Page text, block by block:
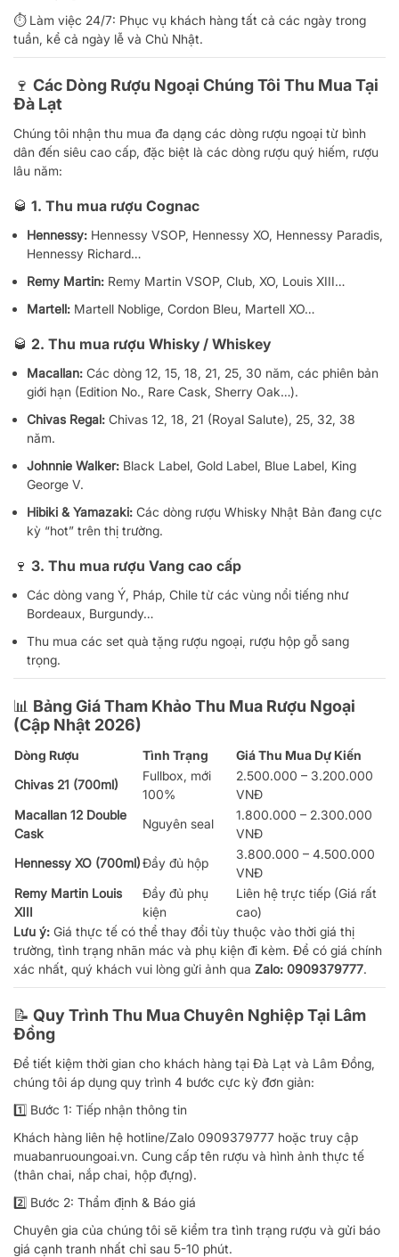
⏱️ Làm việc 24/7: Phục vụ khách hàng tất cả các ngày trong
tuần, kể cả ngày lễ và Chủ Nhật.
🍷 Các Dòng Rượu Ngoại Chúng Tôi Thu Mua Tại
Đà Lạt
Chúng tôi nhận thu mua đa dạng các dòng rượu ngoại từ bình
dân đến siêu cao cấp, đặc biệt là các dòng rượu quý hiếm, rượu
lâu năm:
🥃 1. Thu mua rượu Cognac
Hennessy: Hennessy VSOP, Hennessy XO, Hennessy Paradis,
Hennessy Richard…
Remy Martin: Remy Martin VSOP, Club, XO, Louis XIII…
Martell: Martell Noblige, Cordon Bleu, Martell XO…
🥃 2. Thu mua rượu Whisky / Whiskey
Macallan: Các dòng 12, 15, 18, 21, 25, 30 năm, các phiên bản
giới hạn (Edition No., Rare Cask, Sherry Oak…).
Chivas Regal: Chivas 12, 18, 21 (Royal Salute), 25, 32, 38
năm.
Johnnie Walker: Black Label, Gold Label, Blue Label, King
George V.
Hibiki & Yamazaki: Các dòng rượu Whisky Nhật Bản đang cực
kỳ “hot” trên thị trường.
🍷 3. Thu mua rượu Vang cao cấp
Các dòng vang Ý, Pháp, Chile từ các vùng nổi tiếng như
Bordeaux, Burgundy…
Thu mua các set quà tặng rượu ngoại, rượu hộp gỗ sang
trọng.
📊 Bảng Giá Tham Khảo Thu Mua Rượu Ngoại
(Cập Nhật 2026)
Dòng Rượu Tình Trạng
Giá Thu Mua Dự Kiến
Chivas 21 (700ml)
Fullbox, mới
100%
2.500.000 – 3.200.000
VNĐ
Macallan 12 Double
Cask
Nguyên seal
1.800.000 – 2.300.000
VNĐ
Hennessy XO (700ml)Đầy đủ hộp
3.800.000 – 4.500.000
VNĐ
Remy Martin Louis
XIII
Đầy đủ phụ
kiện
Liên hệ trực tiếp (Giá rất
cao)
Lưu ý: Giá thực tế có thể thay đổi tùy thuộc vào thời giá thị
trường, tình trạng nhãn mác và phụ kiện đi kèm. Để có giá chính
xác nhất, quý khách vui lòng gửi ảnh qua Zalo: 0909379777.
📝 Quy Trình Thu Mua Chuyên Nghiệp Tại Lâm
Đồng
Để tiết kiệm thời gian cho khách hàng tại Đà Lạt và Lâm Đồng,
chúng tôi áp dụng quy trình 4 bước cực kỳ đơn giản:
1️⃣ Bước 1: Tiếp nhận thông tin
Khách hàng liên hệ hotline/Zalo 0909379777 hoặc truy cập
muabanruoungoai.vn. Cung cấp tên rượu và hình ảnh thực tế
(thân chai, nắp chai, hộp đựng).
2️⃣ Bước 2: Thẩm định & Báo giá
Chuyên gia của chúng tôi sẽ kiểm tra tình trạng rượu và gửi báo
giá cạnh tranh nhất chỉ sau 5-10 phút.